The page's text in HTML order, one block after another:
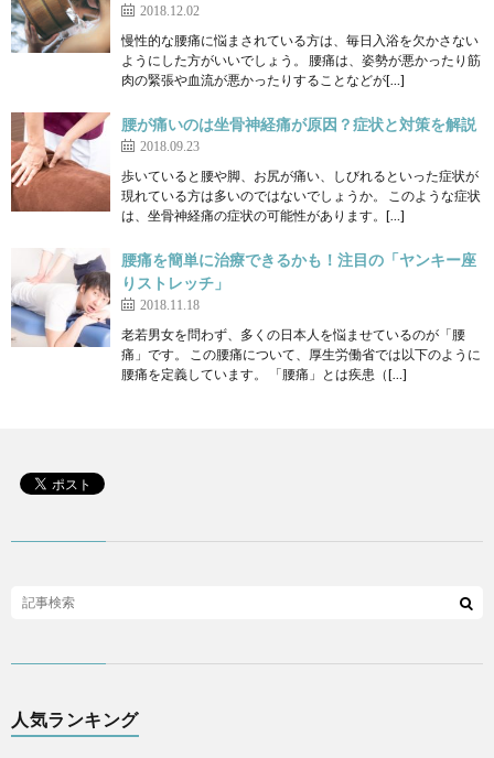
2018.12.02
慢性的な腰痛に悩まされている方は、毎日入浴を欠かさない
ようにした方がいいでしょう。 腰痛は、姿勢が悪かったり筋
肉の緊張や血流が悪かったりすることなどが[…]
腰が痛いのは坐骨神経痛が原因？症状と対策を解説
2018.09.23
歩いていると腰や脚、お尻が痛い、しびれるといった症状が
現れている方は多いのではないでしょうか。 このような症状
は、坐骨神経痛の症状の可能性があります。[…]
腰痛を簡単に治療できるかも！注目の「ヤンキー座
りストレッチ」
2018.11.18
老若男女を問わず、多くの日本人を悩ませているのが「腰
痛」です。 この腰痛について、厚生労働省では以下のように
腰痛を定義しています。 「腰痛」とは疾患（[…]
人気ランキング